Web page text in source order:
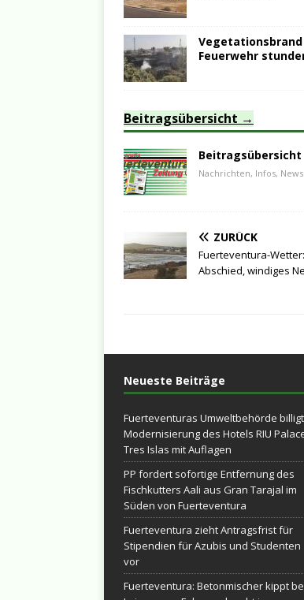
Feuerwehr
Beitragsübersicht
Beitragsübersicht
Nachrichten, Infos,
ZURÜCK
Fuerteventura-
Abschied, windiges
Neueste Beiträge
Fuerteventuras Umweltbehörde billigt
Modernisierung des Hotels RIU
Tres Islas mit Auflagen
PP fordert sofortige Entfernung des
Fischkutters Aali aus Gran Tarajal im
Süden von Fuerteventura
Fuerteventura zieht Antragsfrist für
Stipendien für Azubis und Studenten
vor
Fuerteventura: Betonmischer kippt